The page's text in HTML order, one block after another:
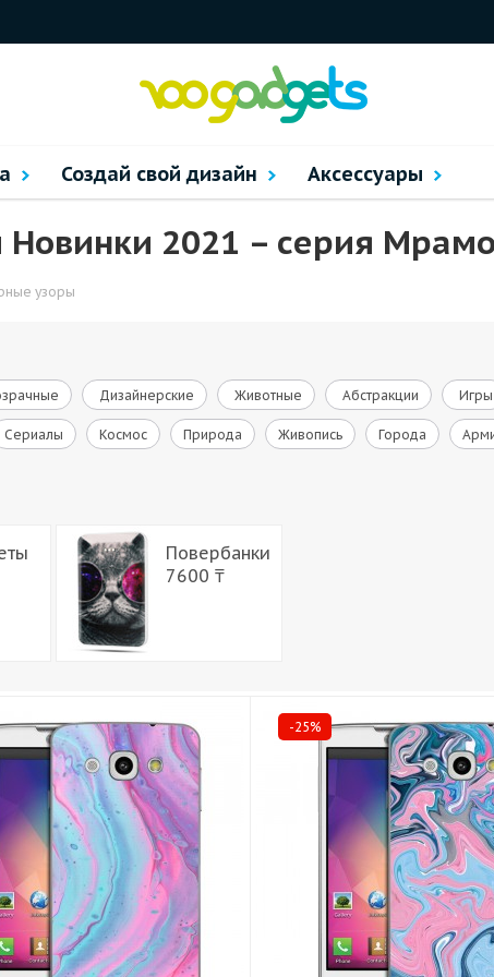
Создай свой дизайн Аксессуары
Новинки 2021 – cерия
узоры
Дизайнерские Животные Абстракции Игры
Сериалы Космос Природа Живопись Города
Повербанки
7600 ₸
-25%